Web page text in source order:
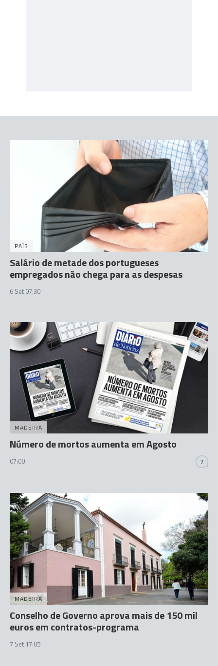
PAÍS
Salário de metade dos portugueses
empregados não chega para as despesas
6 Set 07:30
MADEIRA
Número de mortos aumenta em Agosto
07:00 7
MADEIRA
Conselho de Governo aprova mais de 150 mil
euros em contratos-programa
7 Set 17:05